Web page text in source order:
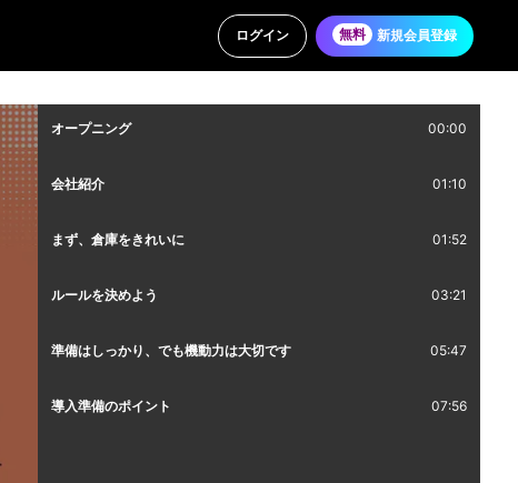
ログイン 無料 新規会員登録
オープニング 00:00
会社紹介 01:10
まず、倉庫をきれいに 01:52
ルールを決めよう 03:21
準備はしっかり、でも機動力は大切です 05:47
導入準備のポイント 07:56